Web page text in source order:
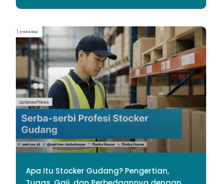
Apa Itu Stocker Gudang? Pengertian,